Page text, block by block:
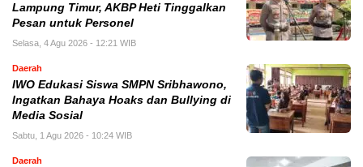
Lampung Timur, AKBP Heti Tinggalkan
Pesan untuk Personel
Selasa, 4 Agu 2026 - 12:21 WIB
Daerah
IWO Edukasi Siswa SMPN Sribhawono,
Ingatkan Bahaya Hoaks dan Bullying di
Media Sosial
Sabtu, 1 Agu 2026 - 10:24 WIB
Daerah